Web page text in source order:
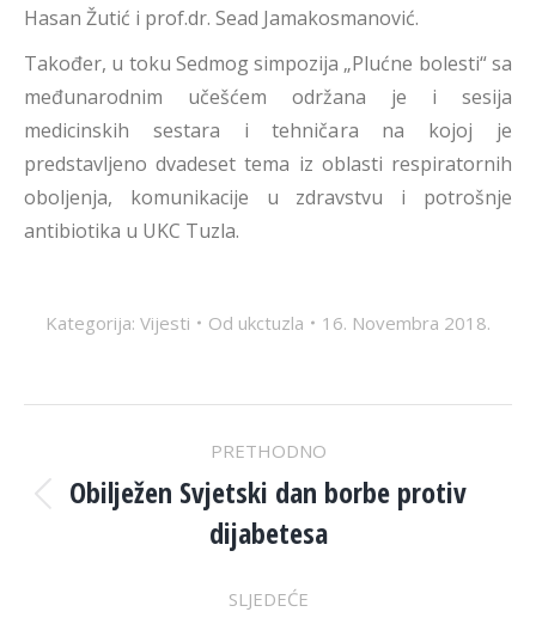
Hasan Žutić i prof.dr. Sead Jamakosmanović.
Također, u toku Sedmog simpozija „Plućne bolesti“ sa
međunarodnim učešćem održana je i sesija
medicinskih sestara i tehničara na kojoj je
predstavljeno dvadeset tema iz oblasti respiratornih
oboljenja, komunikacije u zdravstvu i potrošnje
antibiotika u UKC Tuzla.
Kategorija: Vijesti Od ukctuzla 16. Novembra 2018.
NAVIGATION
PRETHODNO
Previous
post:
Obilježen Svjetski dan borbe protiv
dijabetesa
SLJEDEĆE